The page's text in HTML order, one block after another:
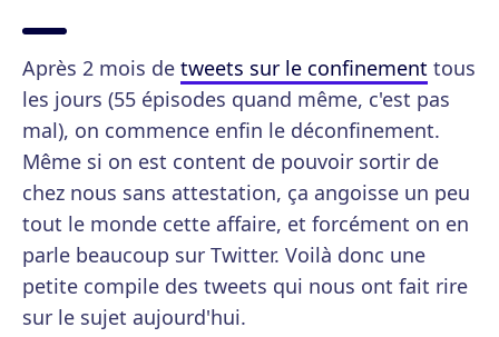
Après 2 mois de tweets sur le confinement tous
les jours (55 épisodes quand même, c'est pas
mal), on commence enfin le déconfinement.
Même si on est content de pouvoir sortir de
chez nous sans attestation, ça angoisse un peu
tout le monde cette affaire, et forcément on en
parle beaucoup sur Twitter. Voilà donc une
petite compile des tweets qui nous ont fait rire
sur le sujet aujourd'hui.